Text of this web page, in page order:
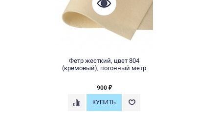
Фетр жесткий, цвет 804
(кремовый), погонный метр
900 ₽